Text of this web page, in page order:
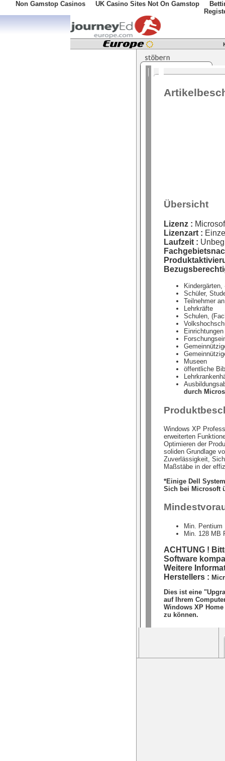
Non Gamstop Casinos UK Casino Sites Not On Gamstop
Übersicht
Lizenz :
Lizenzart :
Laufzeit :
Schüler,
Teilnehmer
Lehrkräfte
Schulen,
Museen
öffentliche
durch
Windows XP
erweiterten
Optimieren der
soliden Grundlage
Zuverlässigkeit,
Maßstäbe in der
*Einige Dell
Sich bei Microsoft
Min.
Min. 128 MB
ACHTUNG !
Software
Weitere
Herstellers :
Dies ist eine
auf Ihrem
Windows XP
zu können.